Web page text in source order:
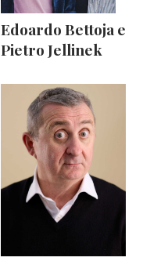
Edoardo Bettoja e
Pietro Jellinek